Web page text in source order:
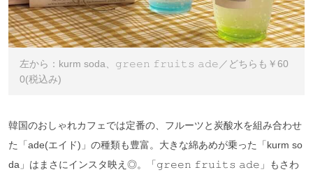
左から：kurm soda、𝚐𝚛𝚎𝚎𝚗 𝚏𝚛𝚞𝚒𝚝𝚜 𝚊𝚍𝚎／どちらも￥60
0(税込み)
韓国のおしゃれカフェでは定番の、フルーツと炭酸水を組み合わせ
た「ade(エイド)」の種類も豊富。大きな綿あめが乗った「kurm so
da」はまさにインスタ映え◎。「𝚐𝚛𝚎𝚎𝚗 𝚏𝚛𝚞𝚒𝚝𝚜 𝚊𝚍𝚎」もさわ